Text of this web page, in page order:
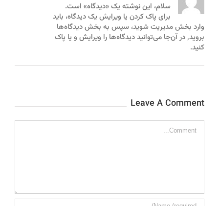
سلام،‌ این نوشته یک «دیدگاه» است.
برای پاک کردن یا ویرایش یک دیدگاه، باید
وارد بخش مدیریت شوید، سپس به بخش دیدگاه‌ها
بروید٬ در آن‌جا می‌توانید دیدگاه‌ها را ویرایش و یا پاک
کنید.
Leave A Comment
Comment